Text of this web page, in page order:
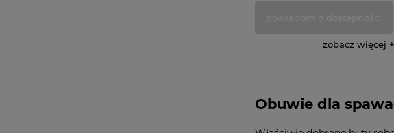
zobacz więcej
Obuwie dla